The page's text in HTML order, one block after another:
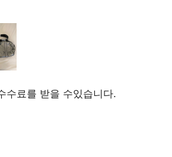
수료를 받을 수있습니다.